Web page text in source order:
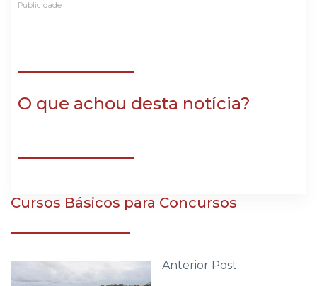
Publicidade
O que achou desta notícia?
Cursos Básicos para Concursos
Anterior Post